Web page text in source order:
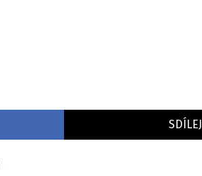
SDÍLEJ